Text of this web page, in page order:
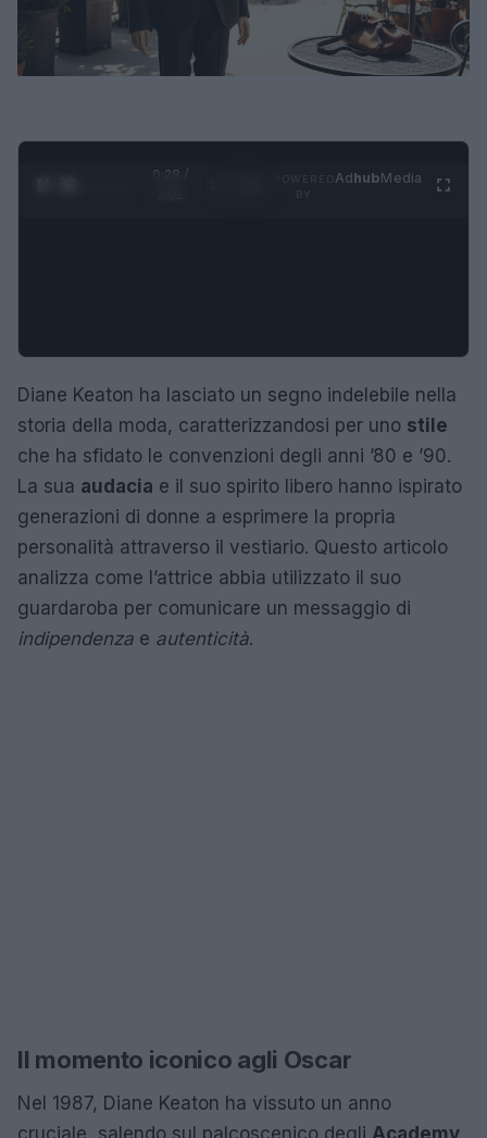
0:28 /
AdhubMedia
Diane Keaton ha lasciato un segno indelebile nella
storia della moda, caratterizzandosi per uno stile
che ha sfidato le convenzioni degli anni ’80 e ’90.
La sua audacia e il suo spirito libero hanno ispirato
generazioni di donne a esprimere la propria
personalità attraverso il vestiario. Questo articolo
analizza come l’attrice abbia utilizzato il suo
guardaroba per comunicare un messaggio di
indipendenza e autenticità.
Il momento iconico agli Oscar
Nel 1987, Diane Keaton ha vissuto un anno
cruciale, salendo sul palcoscenico degli Academy